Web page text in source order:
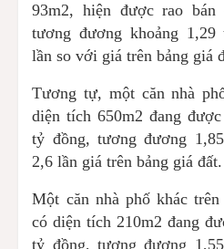
93m2, hiện được rao
tương đương khoảng
lần so với giá trên bảng giá
Tương tự, một căn nhà
diện tích 650m2 đang
tỷ đồng, tương đương
2,6 lần giá trên bảng giá đất.
Một căn nhà phố khác
có diện tích 210m2 đang
tỷ đồng, tương đương